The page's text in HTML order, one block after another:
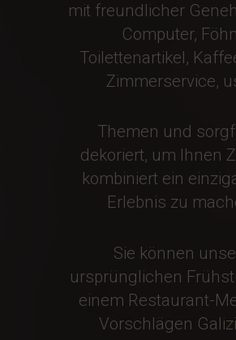
mit freundlicher
Computer,
Toilettenartikel,
Zimmerservice,
Themen und
dekoriert, um Ihnen
kombiniert ein
Erlebnis zu
Sie können
ursprünglichen
einem Restaurant-
Vorschlägen